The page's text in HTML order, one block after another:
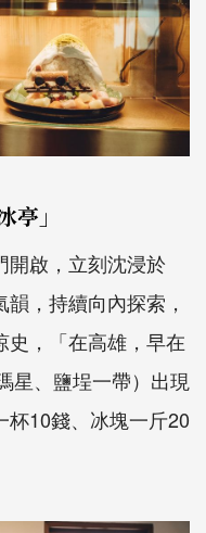
」
開啟，立刻沈浸於
，持續向內探索，
史，「在高雄，早在
星、鹽埕一帶）出現
杯10錢、冰塊一斤20